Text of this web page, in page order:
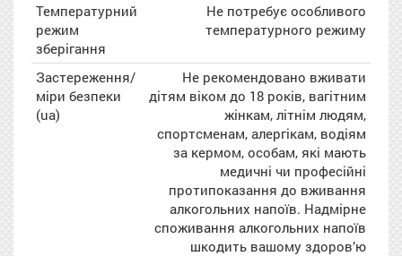
Температурний
режим
зберігання
Не потребує особливого
температурного режиму
Застереження/
міри безпеки
(ua)
Не рекомендовано вживати
дітям віком до 18 років, вагітним
жінкам, літнім людям,
спортсменам, алергікам, водіям
за кермом, особам, які мають
медичні чи професійні
протипоказання до вживання
алкогольних напоїв. Надмірне
споживання алкогольних напоїв
шкодить вашому здоров’ю